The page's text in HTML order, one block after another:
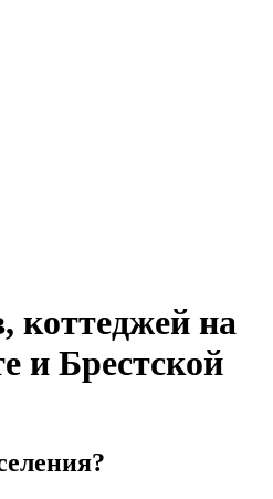
коттеджей на
и Брестской